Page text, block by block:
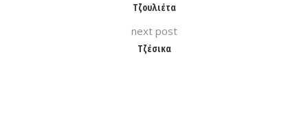
Τζουλιέτα
next post
Τζέσικα